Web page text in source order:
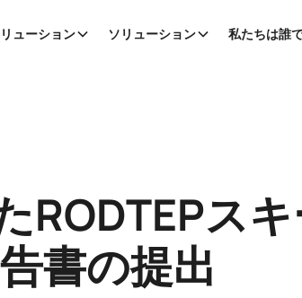
ューション ソリューション 私たちは誰
RODTEPス
告書の提出